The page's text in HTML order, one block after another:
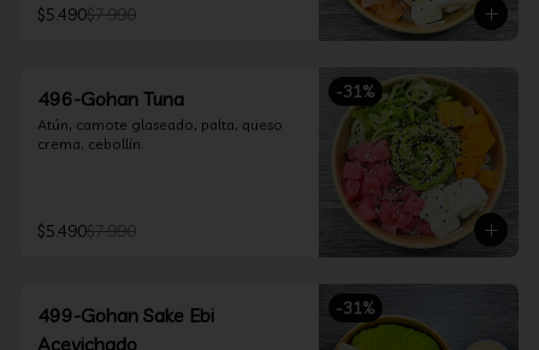
$5.490$7.990
-31%
496-Gohan Tuna
Atún, camote glaseado, palta, queso
crema, cebollín.
$5.490$7.990
-31%
499-Gohan Sake Ebi
Acevichado